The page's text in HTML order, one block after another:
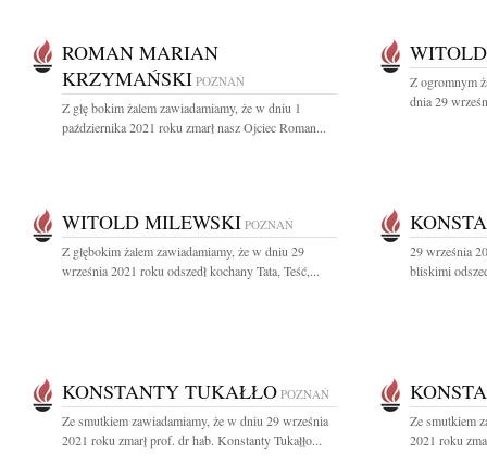
ROMAN MARIAN
KRZYMAŃSKI POZNAŃ
Z głę bokim żalem zawiadamiamy, że w dniu 1
października 2021 roku zmarł nasz Ojciec Roman...
Z ogromnym
dnia 29
WITOLD MILEWSKI POZNAŃ
Z głębokim żalem zawiadamiamy, że w dniu 29
września 2021 roku odszedł kochany Tata, Teść,...
29 września
bliskimi
KONSTANTY TUKAŁŁO POZNAŃ
Ze smutkiem zawiadamiamy, że w dniu 29 września
2021 roku zmarł prof. dr hab. Konstanty Tukałło...
Ze smutkiem
2021 roku